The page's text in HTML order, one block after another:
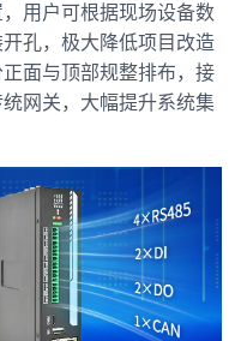
用户可根据现场设备数
孔，极大降低项目改造
面与顶部规整排布，接
网关，大幅提升系统集